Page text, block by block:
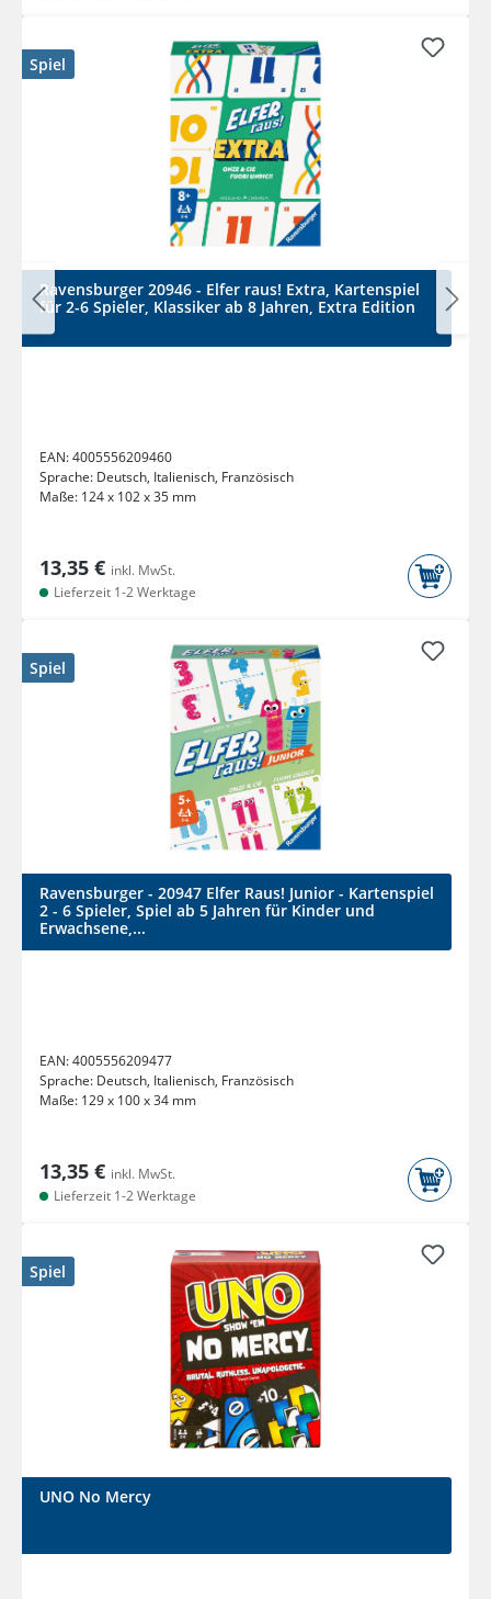
Spiel
Ravensburger 20946 - Elfer raus! Extra, Kartenspiel
für 2-6 Spieler, Klassiker ab 8 Jahren, Extra Edition
EAN:4005556209460
Sprache: Deutsch, Italienisch, Französisch
Maße: 124 x 102 x 35 mm
13,35 € inkl. MwSt.
Lieferzeit 1-2 Werktage
Spiel
Ravensburger - 20947 Elfer Raus! Junior - Kartenspiel
2 - 6 Spieler, Spiel ab 5 Jahren für Kinder und
Erwachsene,...
EAN:4005556209477
Sprache: Deutsch, Italienisch, Französisch
Maße: 129 x 100 x 34 mm
13,35 € inkl. MwSt.
Lieferzeit 1-2 Werktage
Spiel
UNO No Mercy